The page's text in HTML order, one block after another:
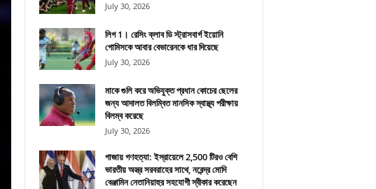
July 30, 2026
লিগ 1। রেসিং ক্লাব ডি স্ট্রাসবার্গ ইয়োনি
গোমিসকে আবার বেভারেনকে ধার দিয়েছে
July 30, 2026
মাকে গুলি করে অভিযুক্ত প্রধান কোচের ছেলের
জন্য আদালত বিলম্বিত মানসিক স্বাস্থ্য পরীক্ষায়
বিলম্ব করেছে
July 30, 2026
গাজায় গণহত্যা: ইস্রায়েলে 2,500 টিরও বেশি
ভারতীয় অস্ত্র সরবরাহের সাথে, নরেন্দ্র মোদি
বেঞ্জামিন নেতানিয়াহুর সহযোগী স্বীকার করেছেন